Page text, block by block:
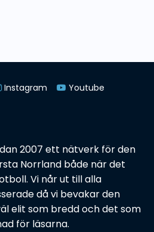
Instagram Youtube
2007 ett nätverk för den
Norrland både när det
Vi når ut till alla
då vi bevakar den
elit som bredd och det som
för läsarna.